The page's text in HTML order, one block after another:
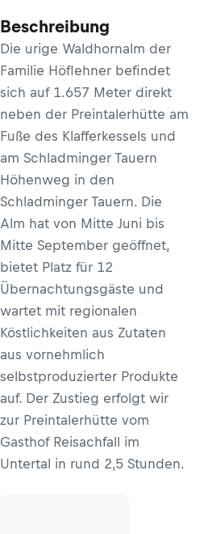
Beschreibung
Die urige Waldhornalm der
Familie Höflehner befindet
sich auf 1.657 Meter direkt
neben der Preintalerhütte am
Fuße des Klafferkessels und
am Schladminger Tauern
Höhenweg in den
Schladminger Tauern. Die
Alm hat von Mitte Juni bis
Mitte September geöffnet,
bietet Platz für 12
Übernachtungsgäste und
wartet mit regionalen
Köstlichkeiten aus Zutaten
aus vornehmlich
selbstproduzierter Produkte
auf. Der Zustieg erfolgt wir
zur Preintalerhütte vom
Gasthof Reisachfall im
Untertal in rund 2,5 Stunden.